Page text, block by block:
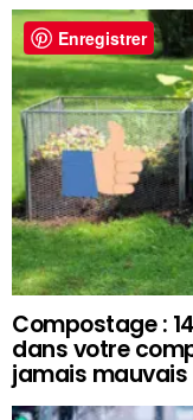
Compostage :
dans votre
jamais mauvais
Enregistrer